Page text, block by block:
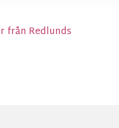
från Redlunds